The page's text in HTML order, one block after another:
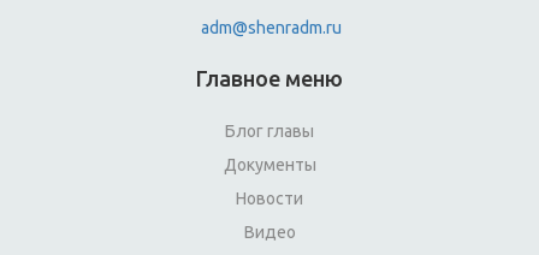
adm@shenradm.ru
Главное меню
Блог главы
Документы
Новости
Видео